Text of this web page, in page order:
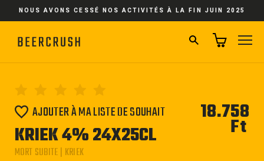
PasserNOUS AVONS CESSÉ NOS ACTIVITÉS À LA FIN JUIN 2025
RECHERCHER
AJOUTER À MA LISTE DE SOUHAIT
KRIEK 4% 24X25CL
MORT SUBITE | KRIEK
18.758
Ft